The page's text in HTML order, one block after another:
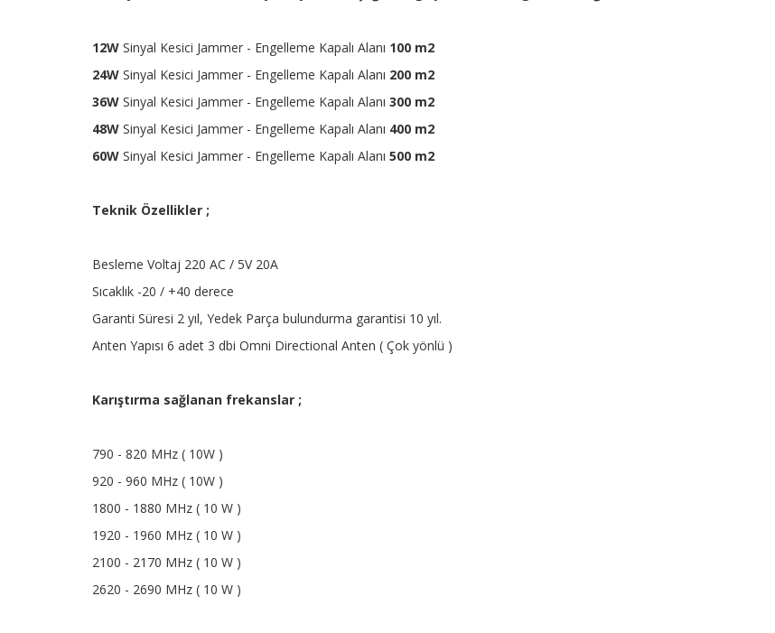
12W Sinyal Kesici Jammer - Engelleme Kapalı Alanı 100 m2
24W Sinyal Kesici Jammer - Engelleme Kapalı Alanı 200 m2
36W Sinyal Kesici Jammer - Engelleme Kapalı Alanı 300 m2
48W Sinyal Kesici Jammer - Engelleme Kapalı Alanı 400 m2
60W Sinyal Kesici Jammer - Engelleme Kapalı Alanı 500 m2
Teknik Özellikler ;
Besleme Voltaj 220 AC / 5V 20A
Sıcaklık -20 / +40 derece
Garanti Süresi 2 yıl, Yedek Parça bulundurma garantisi 10 yıl.
Anten Yapısı 6 adet 3 dbi Omni Directional Anten ( Çok yönlü )
Karıştırma sağlanan frekanslar ;
790 - 820 MHz ( 10W )
920 - 960 MHz ( 10W )
1800 - 1880 MHz ( 10 W )
1920 - 1960 MHz ( 10 W )
2100 - 2170 MHz ( 10 W )
2620 - 2690 MHz ( 10 W )